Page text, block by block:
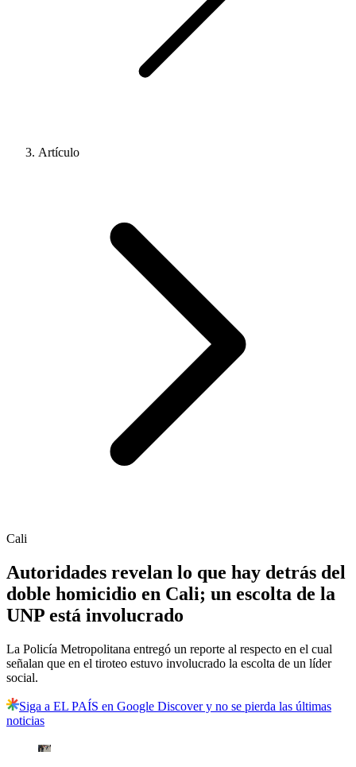
Artículo
Cali
Autoridades revelan lo que hay detrás del
doble homicidio en Cali; un escolta de la
UNP está involucrado
La Policía Metropolitana entregó un reporte al respecto en el cual
señalan que en el tiroteo estuvo involucrado la escolta de un líder
social.
Siga a EL PAÍS en Google Discover y no se pierda las últimas
noticias